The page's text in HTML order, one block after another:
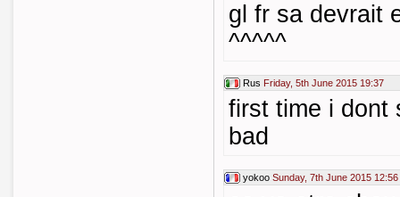
gl fr sa devrait
^^^^^
Rus Friday, 5th June 2015 19:37
first time i dont
bad
yokoo Sunday, 7th June 2015 12:56